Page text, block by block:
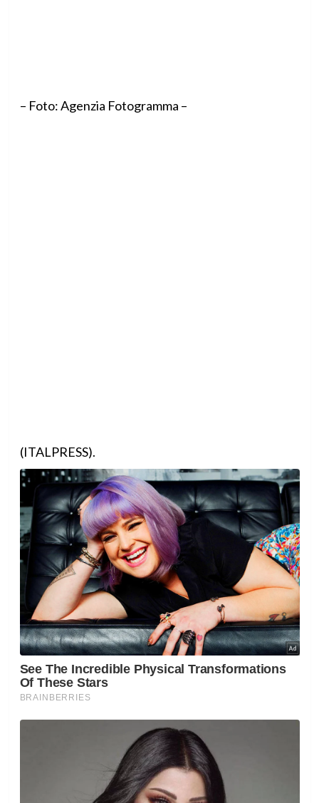
– Foto: Agenzia Fotogramma –
(ITALPRESS).